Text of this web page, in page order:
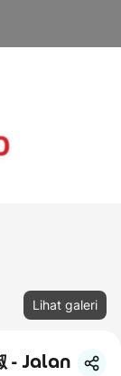
Lihat galeri
- Jalan